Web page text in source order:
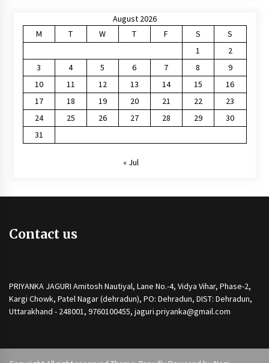
August 2026
M
T W T F S
S
1
2
3
4 5 6 7 8
9
10
11 12 13 14 15
16
17
18 19 20 21 22
23
24
25 26 27 28 29
30
31
« Jul
Contact us
PRIYANKA JAGURI Amitosh Nautiyal, Lane No.-4, Vidya Vihar, Phase-2,
Kargi Chowk, Patel Nagar (dehradun), PO: Dehradun, DIST: Dehradun,
Uttarakhand - 248001, 9760100455, jaguri.priyanka@gmail.com